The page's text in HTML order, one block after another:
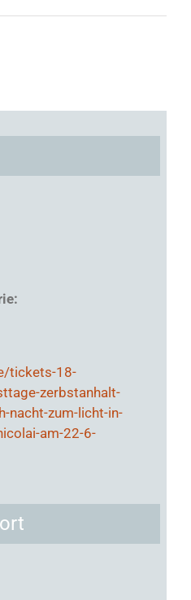
tickets-18-
zerbstanhalt-
nacht-zum-licht-in-
am-22-6-